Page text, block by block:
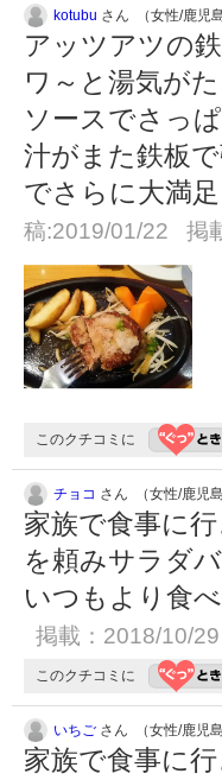
kotubu さん （女性/鹿児
アッツアツの
ワ～と湯気が
ソースでさっ
汁がまた鉄板
でさらに大満
稿:2019/01/22 掲
このクチコミに
チョコ さん （女性/鹿児
家族で食事に
を頼みサラダ
いつもより食
掲載：2018/10/29
このクチコミに
いちご さん （女性/鹿児
家族で食事に